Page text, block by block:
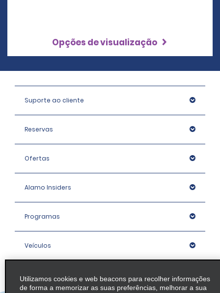
Opções de visualização
Suporte ao cliente
Reservas
Ofertas
Alamo Insiders
Programas
Veículos
Agências
Utilizamos cookies e web beacons para recolher informações
de forma a memorizar as suas preferências, melhorar a sua